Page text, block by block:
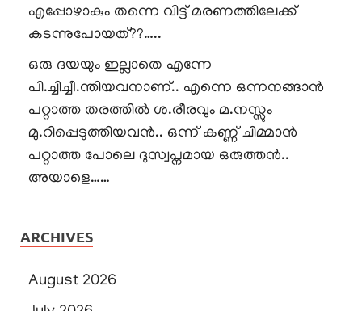
എപ്പോഴാകും തന്നെ വിട്ട് മരണത്തിലേക്ക്
കടന്നുപോയത്??…..
ഒരു ദയയും ഇല്ലാതെ എന്നേ
പി.ച്ചിച്ചീ.ന്തിയവനാണ്.. എന്നെ ഒന്നനങ്ങാൻ
പറ്റാത്ത തരത്തിൽ ശ.രീരവും മ.നസ്സും
മു.റിപ്പെടുത്തിയവൻ.. ഒന്ന് കണ്ണ് ചിമ്മാൻ
പറ്റാത്ത പോലെ ദുസ്വപ്നമായ ഒരുത്തൻ..
അയാളെ……
ARCHIVES
August 2026